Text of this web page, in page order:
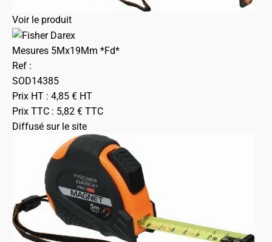
Voir le produit
Mesures 5Mx19Mm *Fd*
Ref :
SOD14385
Prix HT : 4,85 € HT
Prix TTC : 5,82 € TTC
Diffusé sur le site